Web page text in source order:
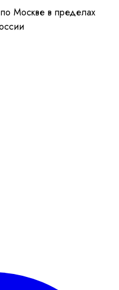
Москве в пределах